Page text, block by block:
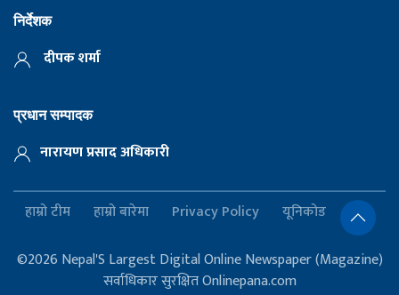
निर्देशक
दीपक शर्मा
प्रधान सम्पादक
नारायण प्रसाद अधिकारी
हाम्रो टीम हाम्रो बारेमा Privacy Policy यूनिकोड
©2026 Nepal'S Largest Digital Online Newspaper (Magazine)
सर्वाधिकार सुरक्षित Onlinepana.com